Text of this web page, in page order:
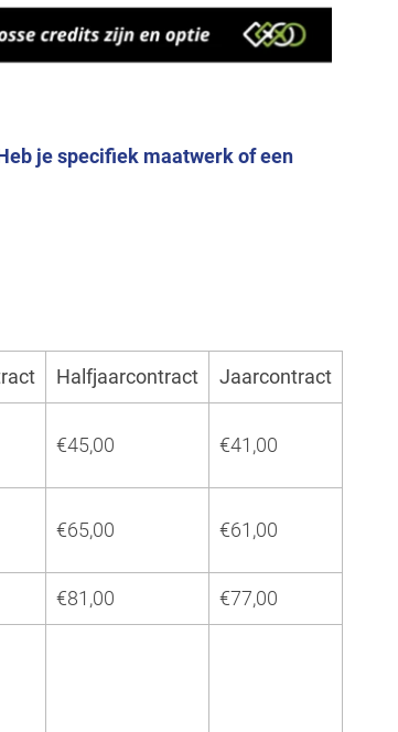
je specifiek maatwerk of een
Halfjaarcontract Jaarcontract
€45,00 €41,00
€65,00 €61,00
€81,00 €77,00